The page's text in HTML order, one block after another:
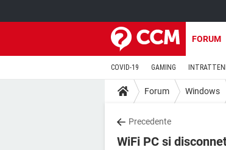
FORUM
COVID-19 GAMING
Forum Windows
Precedente
WiFi PC si